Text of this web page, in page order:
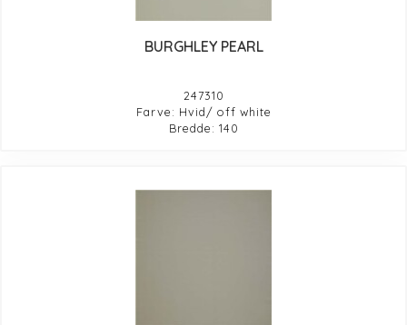
BURGHLEY PEARL
247310
Farve: Hvid/ off white
Bredde: 140